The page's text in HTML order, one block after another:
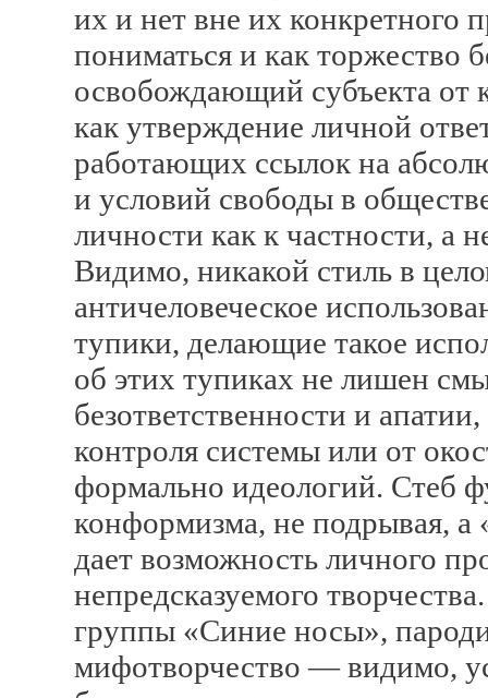
их и нет вне их конкретного
пониматься и как торжество
освобождающий субъекта
как утверждение личной
работающих ссылок на
и условий свободы в
личности как к частности, а
Видимо, никакой стиль в
античеловеческое
тупики, делающие такое
об этих тупиках не лишен
безответственности и
контроля системы или от
формально идеологий. Стеб
конформизма, не подрывая, а
дает возможность личного
непредсказуемого
группы «Синие носы»,
мифотворчество — видимо,